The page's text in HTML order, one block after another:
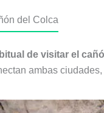
del Colca
de visitar el
ambas